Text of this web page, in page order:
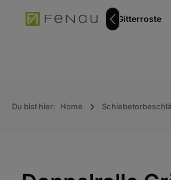
Zur Hauptnavigation
Gitterroststufen Gitterroste
Du bist hier: Home